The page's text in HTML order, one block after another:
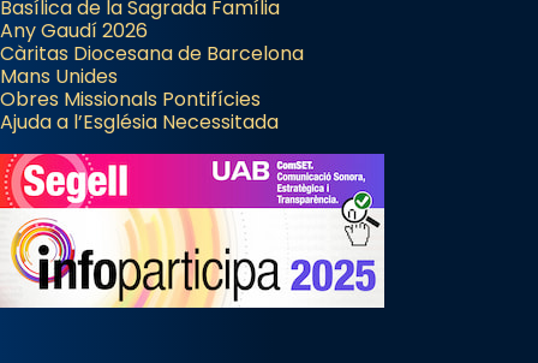
Basílica de la Sagrada Família
Any Gaudí 2026
Càritas Diocesana de Barcelona
Mans Unides
Obres Missionals Pontifícies
Ajuda a l’Església Necessitada